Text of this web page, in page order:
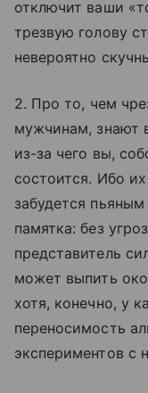
отключит ваши
трезвую голову
невероятно
2. Про то, чем
мужчинам, знают
из-за чего вы,
состоится. Ибо
забудется
памятка: без
представитель
может выпить
хотя, конечно, у
переносимость
экспериментов с